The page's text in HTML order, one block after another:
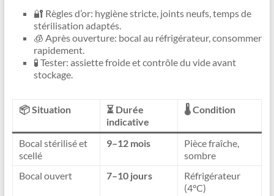
🔐 Règles d’or: hygiène stricte, joints neufs, temps de
stérilisation adaptés.
🧊 Après ouverture: bocal au réfrigérateur, consommer
rapidement.
🧪 Tester: assiette froide et contrôle du vide avant
stockage.
📦 Situation
⏳ Durée
indicative
🌡️ Condition
Bocal stérilisé et
scellé
9–12 mois
Pièce fraîche,
sombre
Bocal ouvert
7–10 jours
Réfrigérateur
(4°C)